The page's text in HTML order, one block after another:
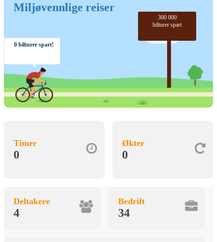
Miljøvennlige reiser
0 bilturer spart!
300 000
bilturer spart
Timer
0
Økter
0
Deltakere
4
Bedrift
34